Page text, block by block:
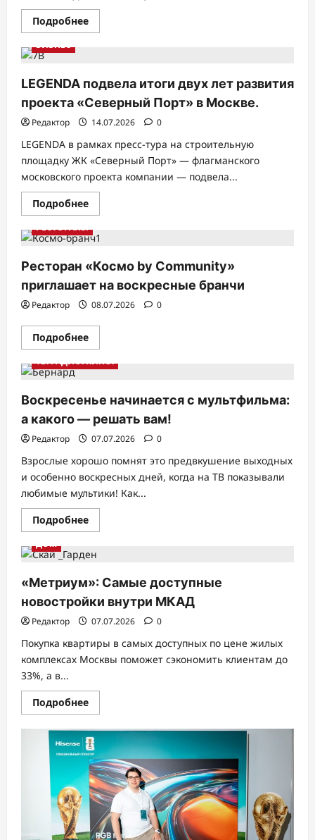
ПодробнееПрочитать
больше
го
отборочного
тура
премии
«Бренд
года
России
2026»
БИЗНЕС
LEGENDA подвела итоги двух лет развития
проекта «Северный Порт» в Москве.
Редактор 14.07.2026 0
LEGENDA в рамках пресс-тура на строительную
площадку ЖК «Северный Порт» — флагманского
московского проекта компании — подвела...
ПодробнееПрочитать
больше
LEGENDA
подвела
двух
лет
развития
проекта
«Северный
Порт»
РЕСТОРАНЫ
Ресторан «Космо by Community»
приглашает на воскресные бранчи
Редактор 08.07.2026 0
ПодробнееПрочитать
больше
Ресторан
Community»
приглашает
на
воскресные
бранчи
ТВ. РАДИО. КИНО.
Воскресенье начинается с мультфильма:
а какого — решать вам!
Редактор 07.07.2026 0
Взрослые хорошо помнят это предвкушение выходных
и особенно воскресных дней, когда на ТВ показывали
любимые мультики! Как...
ПодробнееПрочитать
больше
начинается
мультфильма:
а
какого
—
решать
вам!
ДОМ
«Метриум»: Самые доступные
новостройки внутри МКАД
Редактор 07.07.2026 0
Покупка квартиры в самых доступных по цене жилых
комплексах Москвы поможет сэкономить клиентам до
33%, а в...
ПодробнееПрочитать
больше
«Метриум»:
Самые
доступные
новостройки
внутри
МКАД